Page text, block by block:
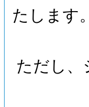
たします。
ただし、